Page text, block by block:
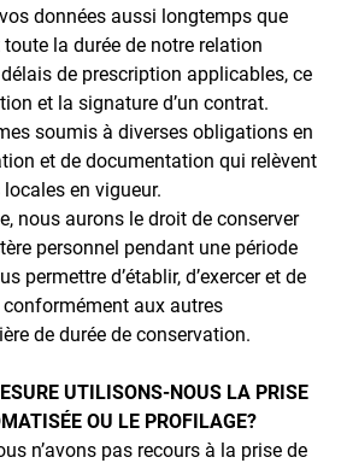
données aussi longtemps que
la durée de notre relation
de prescription applicables, ce
et la signature d’un contrat.
soumis à diverses obligations en
et de documentation qui relèvent
en vigueur.
nous aurons le droit de conserver
personnel pendant une période
permettre d’établir, d’exercer et de
aux autres
de durée de conservation.
UTILISONS-NOUS LA PRISE
OU LE PROFILAGE?
n’avons pas recours à la prise de